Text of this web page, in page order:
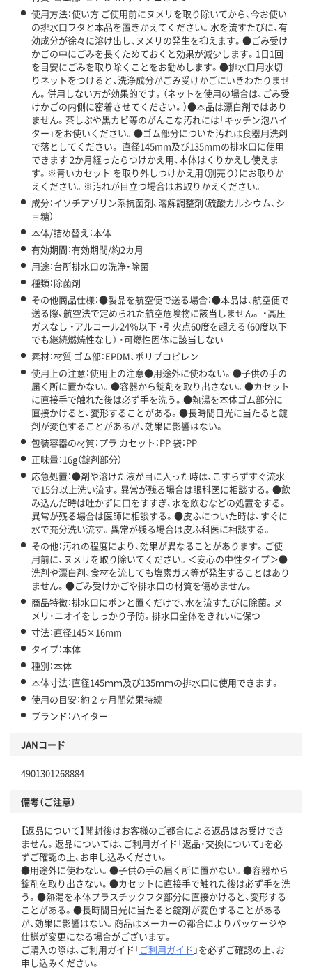
使用方法：使い方 ご使用前にヌメリを取り除いてから、今お使い
の排水口フタと本品を置きかえてください。水を流すたびに、有
効成分が徐々に溶け出し、ヌメリの発生を抑えます。●ごみ受け
かごの中にごみを長くためておくと効果が減少します。1日1回
を目安にごみを取り除くことをお勧めします。●排水口用水切
りネットをつけると、洗浄成分がごみ受けかごにいきわたりませ
ん。併用しない方が効果的です。（ネットを使用の場合は、ごみ受
けかごの内側に密着させてください。）●本品は漂白剤ではあり
ません。茶しぶや黒カビ等のがんこな汚れには「キッチン泡ハイ
ター」をお使いください。●ゴム部分についた汚れは食器用洗剤
で落としてください。 直径145mm及び135mmの排水口に使用
できます 2か月経ったらつけかえ用、本体はくりかえし使えま
す。※青いカセット を取り外しつけかえ用（別売り）にお取りか
えください。※汚れが目立つ場合はお取りかえください。
成分：イソチアゾリン系抗菌剤、溶解調整剤（硫酸カルシウム、シ
ョ糖）
本体/詰め替え：本体
有効期間：有効期間/約2カ月
用途：台所排水口の洗浄・除菌
種類：除菌剤
その他商品仕様：●製品を航空便で送る場合：●本品は、航空便で
送る際、航空法で定められた航空危険物に該当しません。 ・高圧
ガスなし ・アルコール24％以下 ・引火点60度を超える（60度以下
でも継続燃焼性なし） ・可燃性固体に該当しない
素材：材質 ゴム部：EPDM、ポリプロピレン
使用上の注意：使用上の注意●用途外に使わない。●子供の手の
届く所に置かない。●容器から錠剤を取り出さない。●カセット
に直接手で触れた後は必ず手を洗う。●熱湯を本体ゴム部分に
直接かけると、変形することがある。●長時間日光に当たると錠
剤が変色することがあるが、効果に影響はない。
包装容器の材質：プラ カセット：PP 袋：PP
正味量：16g（錠剤部分）
応急処置：●剤や溶けた液が目に入った時は、こすらずすぐ流水
で15分以上洗い流す。異常が残る場合は眼科医に相談する。●飲
み込んだ時は吐かずに口をすすぎ、水を飲むなどの処置をする。
異常が残る場合は医師に相談する。●皮ふについた時は、すぐに
水で充分洗い流す。異常が残る場合は皮ふ科医に相談する。
その他：汚れの程度により、効果が異なることがあります。ご使
用前に、ヌメリを取り除いてください。＜安心の中性タイプ＞●
洗剤や漂白剤、食材を流しても塩素ガス等が発生することはあり
ません。●ごみ受けかごや排水口の材質を傷めません。
商品特徴：排水口にポンと置くだけで、水を流すたびに除菌。ヌ
メリ・ニオイをしっかり予防。排水口全体をきれいに保つ
寸法：直径145×16mm
タイプ：本体
種別：本体
本体寸法：直径145ｍｍ及び135ｍｍの排水口に使用できます。
使用の目安：約２ヶ月間効果持続
ブランド：ハイター
JANコード
4901301268884
備考（ご注意）
【返品について】開封後はお客様のご都合による返品はお受けでき
ません。返品については、ご利用ガイド「返品・交換について」を必
ずご確認の上、お申し込みください。
●用途外に使わない。●子供の手の届く所に置かない。●容器から
錠剤を取り出さない。●カセットに直接手で触れた後は必ず手を洗
う。●熱湯を本体プラスチックフタ部分に直接かけると、変形する
ことがある。●長時間日光に当たると錠剤が変色することがある
が、効果に影響はない。商品はメーカーの都合によりパッケージや
仕様が変更になる場合がございます。
ご購入の際は、ご利用ガイド「ご利用ガイド 」を必ずご確認の上、お
申し込みください。